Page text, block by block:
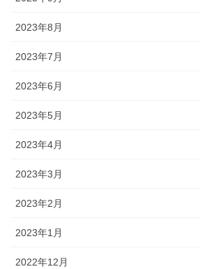
2023年8月
2023年7月
2023年6月
2023年5月
2023年4月
2023年3月
2023年2月
2023年1月
2022年12月